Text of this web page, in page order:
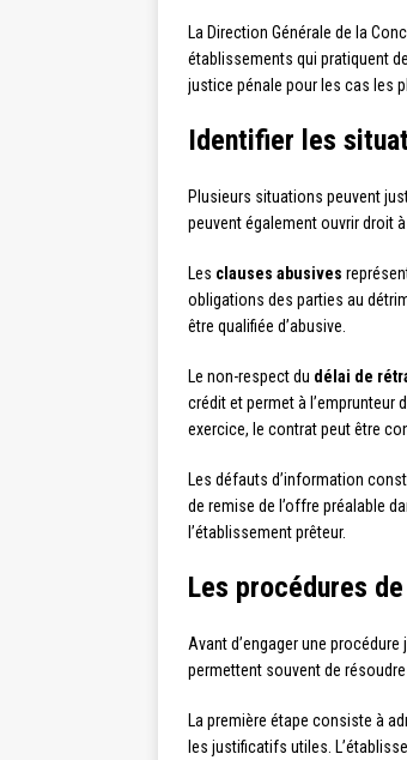
La Direction Générale de la
établissements qui pratiquent
justice pénale pour les cas les
Identifier les
Plusieurs situations peuvent
peuvent également ouvrir droit
Les clauses abusives
obligations des parties au
être qualifiée d’abusive.
Le non-respect du délai de
crédit et permet à l’emprunteur
exercice, le contrat peut être
Les défauts d’information
de remise de l’offre préalable
l’établissement prêteur.
Les procédures
Avant d’engager une
permettent souvent de
La première étape consiste à
les justificatifs utiles.